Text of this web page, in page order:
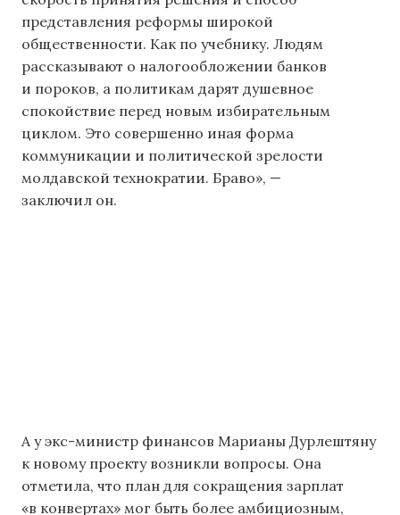
представления реформы широкой
общественности. Как по учебнику. Людям
рассказывают о налогообложении банков
и пороков, а политикам дарят душевное
спокойствие перед новым избирательным
циклом. Это совершенно иная форма
коммуникации и политической зрелости
молдавской технократии. Браво», —
заключил он.
А у экс-министр финансов Марианы Дурлештяну
к новому проекту возникли вопросы. Она
отметила, что план для сокращения зарплат
«в конвертах» мог быть более амбициозным,